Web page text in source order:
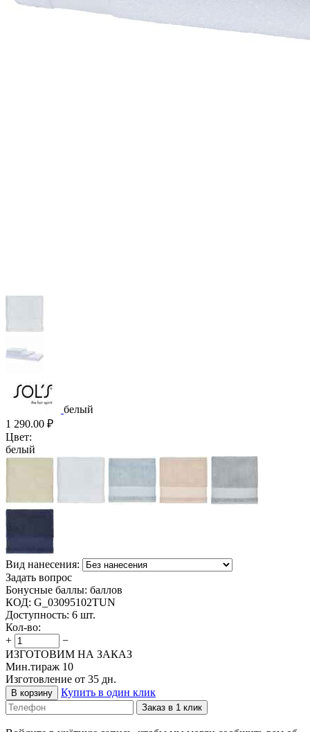
белый
1 290.00 ₽
Цвет:
белый
Вид нанесения:
Задать вопрос
Бонусные баллы: баллов
КОД: G_03095102TUN
Доступность: 6 шт.
Кол-во:
+
−
ИЗГОТОВИМ НА ЗАКАЗ
Мин.тираж 10
Изготовление от 35 дн.
В корзину Купить в один клик
Заказ в 1 клик